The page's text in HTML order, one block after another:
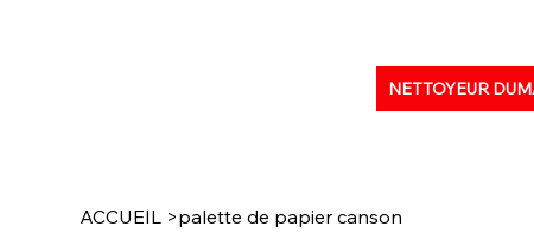
NETTOYEUR
ACCUEIL >palette de papier canson